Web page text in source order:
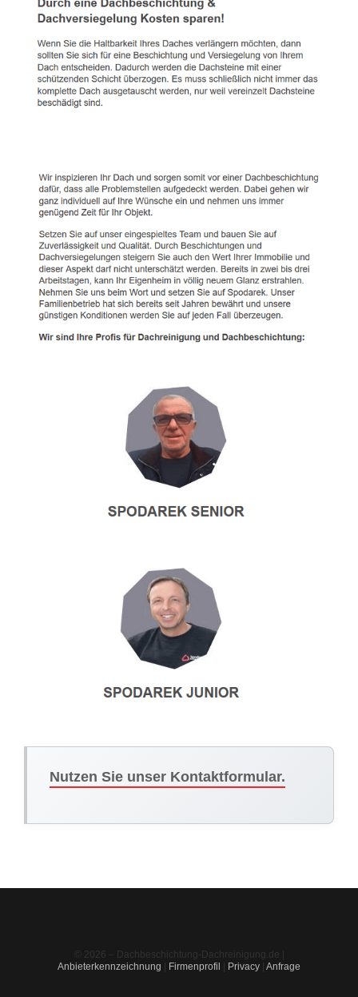
Nutzen Sie unser Kontaktformular.
© 2026 – Dachbeschichtung-Dachreinigung.de |
Anbieterkennzeichnung | Firmenprofil | Privacy | Anfrage